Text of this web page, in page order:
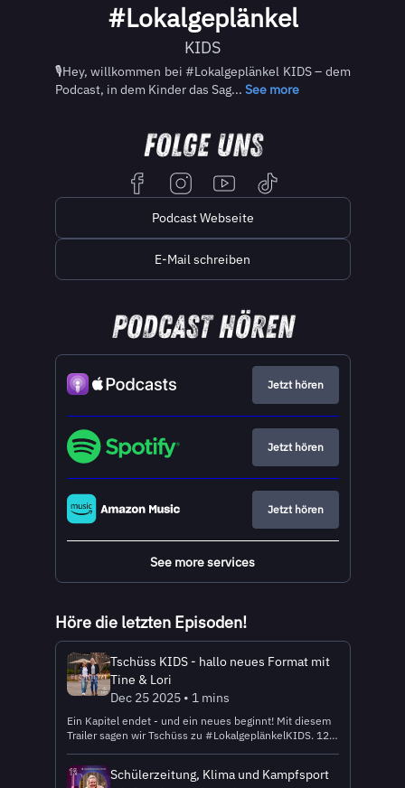
#Lokalgeplänkel
KIDS
🎙️Hey, willkommen bei #Lokalgeplänkel KIDS – dem
Podcast, in dem Kinder das Sag... See more
Podcast Webseite
E-Mail schreiben
Jetzt hören
Jetzt hören
Jetzt hören
See more services
Höre die letzten Episoden!
Tschüss KIDS - hallo neues Format mit
Tine & Lori
Dec 25 2025 • 1 mins
Ein Kapitel endet - und ein neues beginnt! Mit diesem
Trailer sagen wir Tschüss zu #LokalgeplänkelKIDS. 12
Kinderstimmen liegen hinter uns - danke, dass ihr
dabei wart!Aber keine Sorge: Es geht weiter! Ab Januar
Schülerzeitung, Klima und Kampfsport